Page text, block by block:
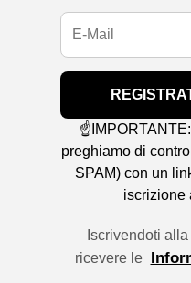
preghiamo di
SPAM) con un
iscrizione
Iscrivendoti
ricevere le